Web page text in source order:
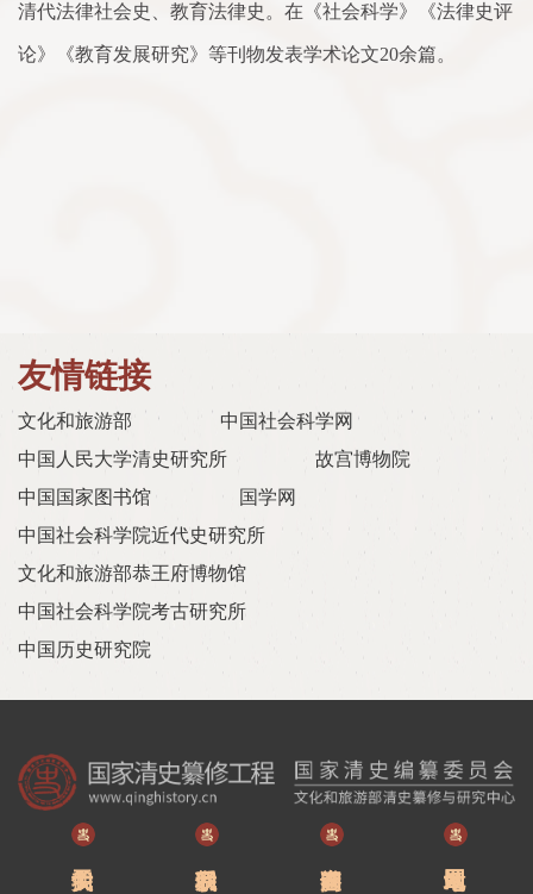
清代法律社会史、教育法律史。在《社会科学》《法律史评
论》《教育发展研究》等刊物发表学术论文20余篇。
友情链接
文化和旅游部
中国社会科学网
中国人民大学清史研究所
故宫博物院
中国国家图书馆
国学网
中国社会科学院近代史研究所
文化和旅游部恭王府博物馆
中国社会科学院考古研究所
中国历史研究院